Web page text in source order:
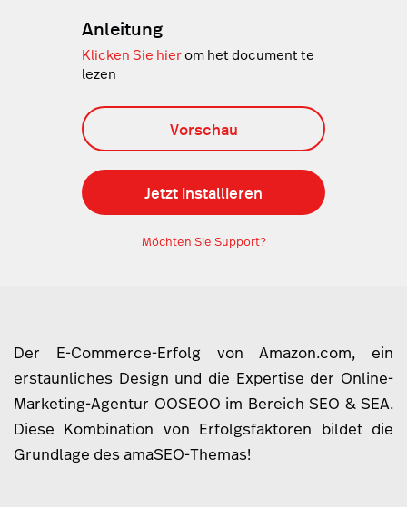
Anleitung
Klicken Sie hierom het document te
lezen
Vorschau
Jetzt installieren
Möchten Sie Support?
Der E-Commerce-Erfolg von Amazon.com, ein
erstaunliches Design und die Expertise der Online-
Marketing-Agentur OOSEOO im Bereich SEO & SEA.
Diese Kombination von Erfolgsfaktoren bildet die
Grundlage des amaSEO-Themas!